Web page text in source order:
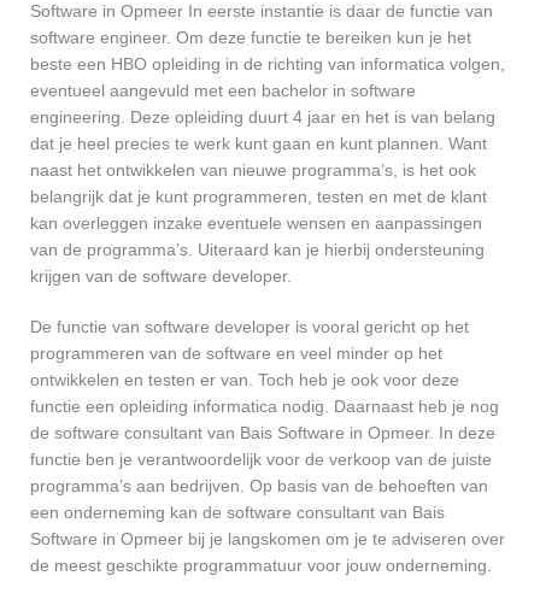
Software in Opmeer In eerste instantie is daar de functie van
software engineer. Om deze functie te bereiken kun je het
beste een HBO opleiding in de richting van informatica volgen,
eventueel aangevuld met een bachelor in software
engineering. Deze opleiding duurt 4 jaar en het is van belang
dat je heel precies te werk kunt gaan en kunt plannen. Want
naast het ontwikkelen van nieuwe programma’s, is het ook
belangrijk dat je kunt programmeren, testen en met de klant
kan overleggen inzake eventuele wensen en aanpassingen
van de programma’s. Uiteraard kan je hierbij ondersteuning
krijgen van de software developer.
De functie van software developer is vooral gericht op het
programmeren van de software en veel minder op het
ontwikkelen en testen er van. Toch heb je ook voor deze
functie een opleiding informatica nodig. Daarnaast heb je nog
de software consultant van Bais Software in Opmeer. In deze
functie ben je verantwoordelijk voor de verkoop van de juiste
programma’s aan bedrijven. Op basis van de behoeften van
een onderneming kan de software consultant van Bais
Software in Opmeer bij je langskomen om je te adviseren over
de meest geschikte programmatuur voor jouw onderneming.